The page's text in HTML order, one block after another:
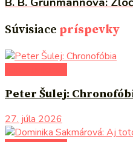
Súvisiace príspevky
Peter Šulej:
27. júla 2026